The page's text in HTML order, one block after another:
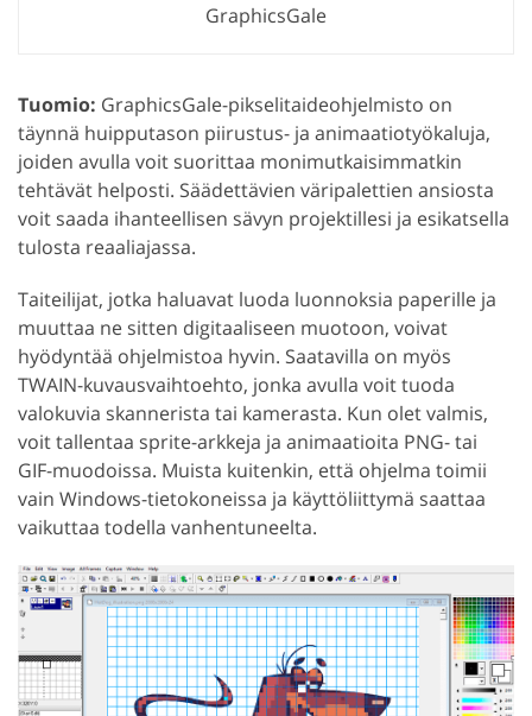
GraphicsGale
Tuomio: GraphicsGale-pikselitaideohjelmisto on
täynnä huipputason piirustus- ja animaatiotyökaluja,
joiden avulla voit suorittaa monimutkaisimmatkin
tehtävät helposti. Säädettävien väripalettien ansiosta
voit saada ihanteellisen sävyn projektillesi ja esikatsella
tulosta reaaliajassa.
Taiteilijat, jotka haluavat luoda luonnoksia paperille ja
muuttaa ne sitten digitaaliseen muotoon, voivat
hyödyntää ohjelmistoa hyvin. Saatavilla on myös
TWAIN-kuvausvaihtoehto, jonka avulla voit tuoda
valokuvia skannerista tai kamerasta. Kun olet valmis,
voit tallentaa sprite-arkkeja ja animaatioita PNG- tai
GIF-muodoissa. Muista kuitenkin, että ohjelma toimii
vain Windows-tietokoneissa ja käyttöliittymä saattaa
vaikuttaa todella vanhentuneelta.